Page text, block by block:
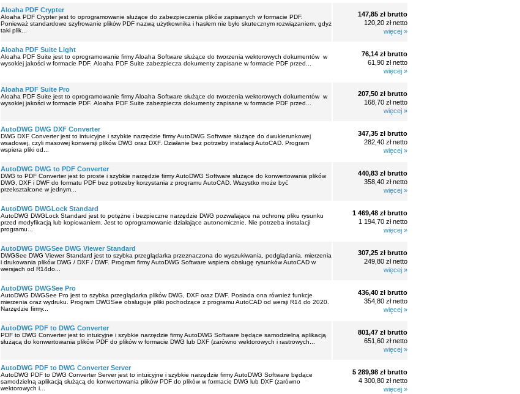
Aloaha PDF Crypter
Aloaha PDF Crypter jest to oprogramowanie służące do zabezpieczenia plików zapisanych w formacie PDF.
Ponieważ standardowe szyfrowanie plików PDF nazwą użytkownika i hasłem nie było skutecznym rozwiązaniem, gdyż
taki plik...
147,85 zł brutto
120,20 zł netto
więcej »
Aloaha PDF Suite Light
Aloaha PDF Suite jest to oprogramowanie firmy Aloaha Software służące do tworzenia wektorowych dokumentów w
wysokiej jakości w formacie PDF. Aloaha PDF Suite zabezpiecza dokumenty zapisane w formacie PDF przed...
76,14 zł brutto
61,90 zł netto
więcej »
Aloaha PDF Suite Pro
Aloaha PDF Suite jest to oprogramowanie firmy Aloaha Software służące do tworzenia wektorowych dokumentów w
wysokiej jakości w formacie PDF. Aloaha PDF Suite zabezpiecza dokumenty zapisane w formacie PDF przed...
207,50 zł brutto
168,70 zł netto
więcej »
AutoDWG DWG DXF Converter
DWG DXF Converter jest to intuicyjne i szybkie narzędzie firmy AutoDWG Software służące do dwukierunkowej
wsadowej, czyli masowej konwersji plików DWG oraz DXF. Działanie bez potrzeby instalacji AutoCAD. Program
wspiera pliki od...
347,35 zł brutto
282,40 zł netto
więcej »
AutoDWG DWG to PDF Converter
DWG to PDF Converter jest to proste i szybkie narzędzie firmy AutoDWG Software służące do konwertowania plików
DWG, DXF i DWF do formatu PDF bez potrzeby korzystania z programu AutoCAD. Wszystko może być
przekształcone w jednym...
440,83 zł brutto
358,40 zł netto
więcej »
AutoDWG DWGLock Standard
AutoDWG DWGLock Standard jest to potężne i bezpieczne narzędzie DWG pozwalające na ochronę pliku rysunku
przed modyfikacją lub kopiowaniem. Jest to oprogramowanie działające autonomicznie. Nie potrzeba instalacji
programu...
1 469,48 zł brutto
1 194,70 zł netto
więcej »
AutoDWG DWGSee DWG Viewer Standard
DWGSee DWG Viewer Standard jest to szybka przeglądarka przeznaczona do wyszukiwania, podglądania, mierzenia
i drukowania plików DWG / DXF / DWF. Program firmy AutoDWG Software wspiera obsługę rysunków AutoCAD w
wersjach od R14do...
307,25 zł brutto
249,80 zł netto
więcej »
AutoDWG DWGSee Pro
AutoDWG DWGSee Pro jest to szybka przeglądarka plików DWG, DXF oraz DWF. Posiada ona również funkcje
mierzenia oraz wydruku. Program DWGSee obsługuje pliki pochodzące z programu AutoCAD od wersji R14 do 2020.
Narzędzie firmy...
436,40 zł brutto
354,80 zł netto
więcej »
AutoDWG PDF to DWG Converter
PDF to DWG Converter jest to intuicyjne i szybkie narzędzie firmy AutoDWG Software będące samodzielną aplikacją
służącą do konwertowania plików PDF do plików w formacie DWG lub DXF (zarówno wektorowych i rastrowych...
801,47 zł brutto
651,60 zł netto
więcej »
AutoDWG PDF to DWG Converter Server
AutoDWG PDF to DWG Converter Server jest to intuicyjne i szybkie narzędzie firmy AutoDWG Software będące
samodzielną aplikacją służącą do konwertowania plików PDF do plików w formacie DWG lub DXF (zarówno
wektorowych i...
5 289,98 zł brutto
4 300,80 zł netto
więcej »